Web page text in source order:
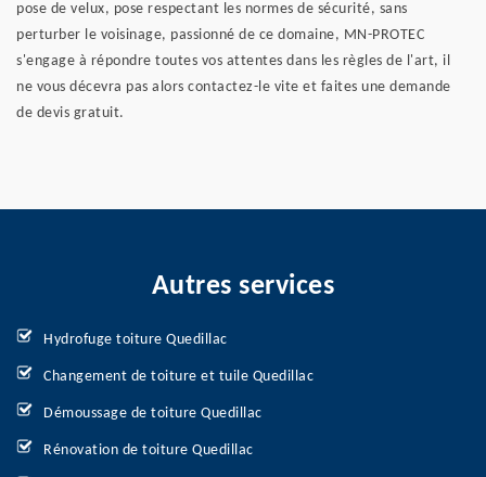
pose de velux, pose respectant les normes de sécurité, sans
perturber le voisinage, passionné de ce domaine, MN-PROTEC
s'engage à répondre toutes vos attentes dans les règles de l'art, il
ne vous décevra pas alors contactez-le vite et faites une demande
de devis gratuit.
Autres services
Hydrofuge toiture Quedillac
Changement de toiture et tuile Quedillac
Démoussage de toiture Quedillac
Rénovation de toiture Quedillac